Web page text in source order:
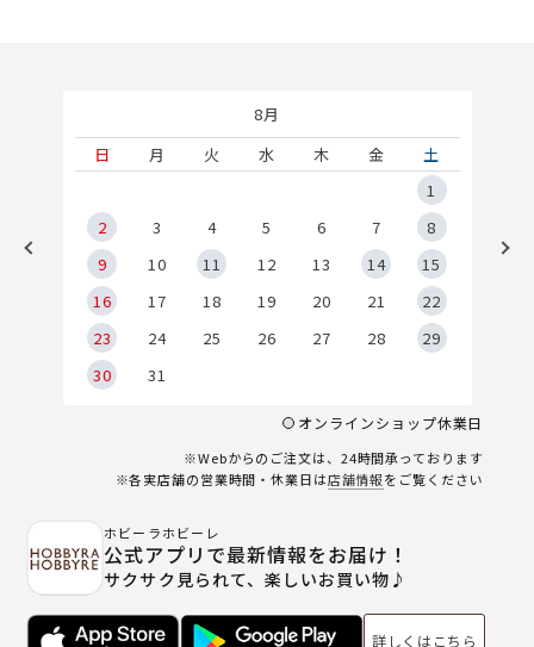
8月
日
月 火 水 木 金
土
1
2
3 4 5 6 7
8
9
10 11 12 13 14
15
16
17 18 19 20 21
22
23
24 25 26 27 28
29
30
31
オンラインショップ休業日
※Webからのご注文は、24時間承っております
※各実店舗の営業時間・休業日は店舗情報をご覧ください
ホビーラホビーレ
公式アプリで最新情報をお届け！
サクサク見られて、楽しいお買い物♪
詳しくはこちら